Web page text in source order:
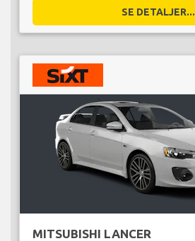
SE DETALJER...
MITSUBISHI LANCER